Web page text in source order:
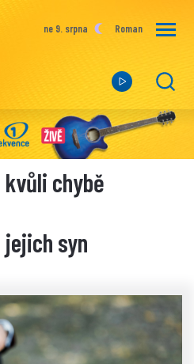
ne 9. srpna Roman
chybě
syn